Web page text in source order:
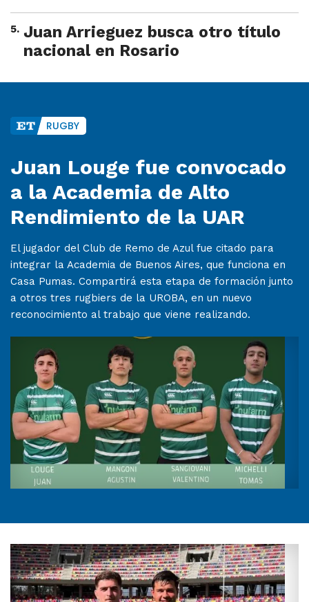
5. Juan Arrieguez busca otro título
nacional en Rosario
RUGBY
Juan Louge fue convocado
a la Academia de Alto
Rendimiento de la UAR
El jugador del Club de Remo de Azul fue citado para
integrar la Academia de Buenos Aires, que funciona en
Casa Pumas. Compartirá esta etapa de formación junto
a otros tres rugbiers de la UROBA, en un nuevo
reconocimiento al trabajo que viene realizando.